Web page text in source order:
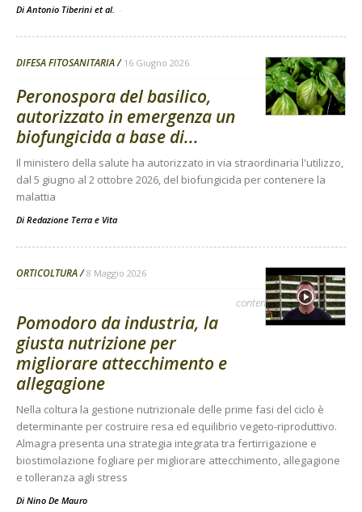
Di Antonio Tiberini et al. -
DIFESA FITOSANITARIA 16 Giugno 2026
Peronospora del basilico,
autorizzato in emergenza un
biofungicida a base di...
Il ministero della salute ha autorizzato in via straordinaria l'utilizzo,
dal 5 giugno al 2 ottobre 2026, del biofungicida per contenere la
malattia
Di Redazione Terra e Vita
ORTICOLTURA 8 Maggio 2026
contenuto sponsorizzato
Pomodoro da industria, la
giusta nutrizione per
migliorare attecchimento e
allegagione
Nella coltura la gestione nutrizionale delle prime fasi del ciclo è
determinante per costruire resa ed equilibrio vegeto-riproduttivo.
Almagra presenta una strategia integrata tra fertirrigazione e
biostimolazione fogliare per migliorare attecchimento, allegagione
e tolleranza agli stress
Di Nino De Mauro